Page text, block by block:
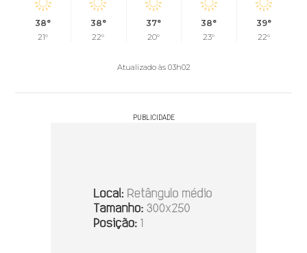
38°
21°
38°
22°
37°
20°
38°
23°
39°
22°
Atualizado às 03h02
PUBLICIDADE